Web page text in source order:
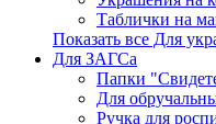
Таблички на
Показать все Для
Для ЗАГСа
Папки
Для
Ручка для